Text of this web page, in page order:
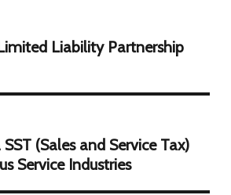
Liability Partnership
(Sales and Service Tax)
Service Industries